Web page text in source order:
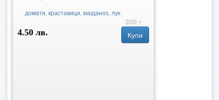
домати, краставици, магданоз, лук
300 г
4.50 лв.
Купи